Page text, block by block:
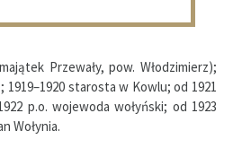
Przewały, pow. Włodzimierz);
1919–1920 starosta w Kowlu; od 1921
p.o. wojewoda wołyński; od 1923
Wołynia.